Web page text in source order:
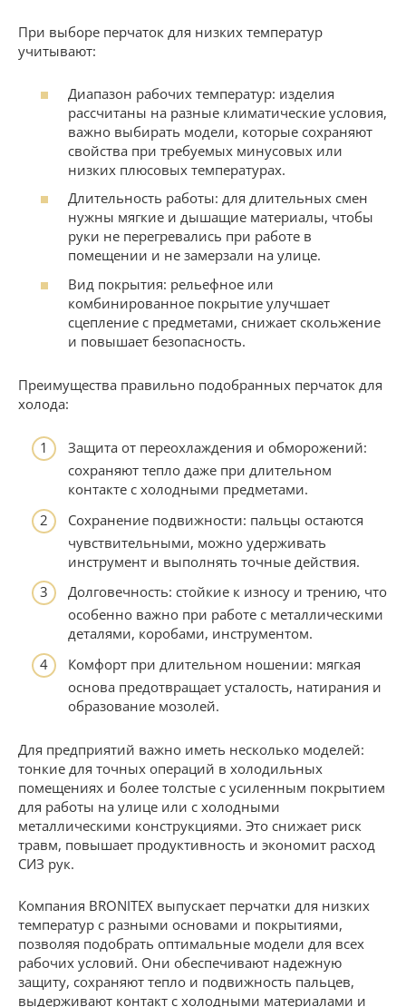
При выборе перчаток для низких температур
учитывают:
Диапазон рабочих температур: изделия
рассчитаны на разные климатические условия,
важно выбирать модели, которые сохраняют
свойства при требуемых минусовых или
низких плюсовых температурах.
Длительность работы: для длительных смен
нужны мягкие и дышащие материалы, чтобы
руки не перегревались при работе в
помещении и не замерзали на улице.
Вид покрытия: рельефное или
комбинированное покрытие улучшает
сцепление с предметами, снижает скольжение
и повышает безопасность.
Преимущества правильно подобранных перчаток для
холода:
Защита от переохлаждения и обморожений:
сохраняют тепло даже при длительном
контакте с холодными предметами.
Сохранение подвижности: пальцы остаются
чувствительными, можно удерживать
инструмент и выполнять точные действия.
Долговечность: стойкие к износу и трению, что
особенно важно при работе с металлическими
деталями, коробами, инструментом.
Комфорт при длительном ношении: мягкая
основа предотвращает усталость, натирания и
образование мозолей.
Для предприятий важно иметь несколько моделей:
тонкие для точных операций в холодильных
помещениях и более толстые с усиленным покрытием
для работы на улице или с холодными
металлическими конструкциями. Это снижает риск
травм, повышает продуктивность и экономит расход
СИЗ рук.
Компания BRONITEX выпускает перчатки для низких
температур с разными основами и покрытиями,
позволяя подобрать оптимальные модели для всех
рабочих условий. Они обеспечивают надежную
защиту, сохраняют тепло и подвижность пальцев,
выдерживают контакт с холодными материалами и